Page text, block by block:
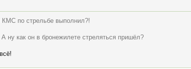
КМС по стрельбе выполнил?!
ну как он в бронежилете стреляться пришёл?